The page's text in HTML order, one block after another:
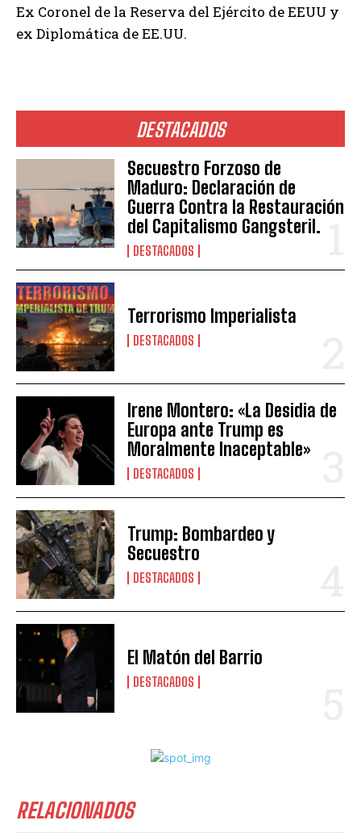
DESTACADOS
Secuestro Forzoso de
Maduro: Declaración de
Guerra Contra la Restauración
del Capitalismo Gangsteril.
DESTACADOS
Terrorismo Imperialista
DESTACADOS
Irene Montero: «La Desidia de
Europa ante Trump es
Moralmente Inaceptable»
DESTACADOS
Trump: Bombardeo y
Secuestro
DESTACADOS
El Matón del Barrio
DESTACADOS
RELACIONADOS
Ex Coronel de la Reserva del Ejército de EEUU y
ex Diplomática de EE.UU.